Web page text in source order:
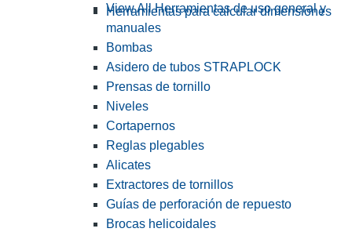
Herramientas para calcular dimensiones
View All Herramientas de uso general y
manuales
Bombas
Asidero de tubos STRAPLOCK
Prensas de tornillo
Niveles
Cortapernos
Reglas plegables
Alicates
Extractores de tornillos
Guías de perforación de repuesto
Brocas helicoidales